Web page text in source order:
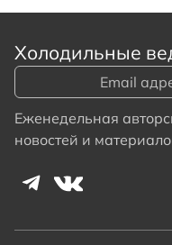
Холодильные
Еженедельная
новостей и